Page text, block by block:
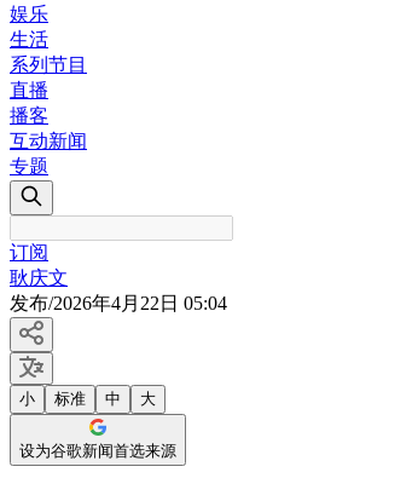
娱乐
生活
系列节目
直播
播客
互动新闻
专题
订阅
耿庆文
发布/2026年4月22日 05:04
小 标准 中 大
设为谷歌新闻首选来源